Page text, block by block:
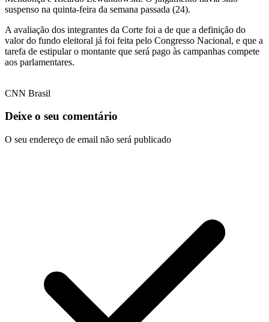
suspenso na quinta-feira da semana passada (24).
A avaliação dos integrantes da Corte foi a de que a definição do
valor do fundo eleitoral já foi feita pelo Congresso Nacional, e que a
tarefa de estipular o montante que será pago às campanhas compete
aos parlamentares.
CNN Brasil
Deixe o seu comentário
O seu endereço de email não será publicado